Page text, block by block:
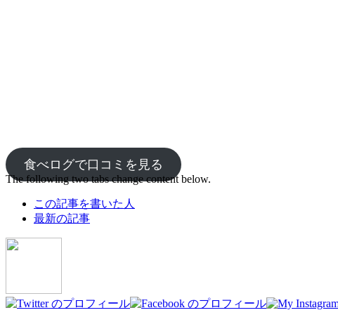
食べログで口コミを見る
The following two tabs change content below.
この記事を書いた人
最新の記事